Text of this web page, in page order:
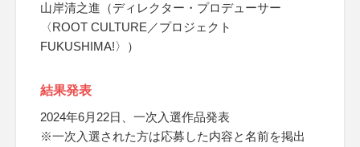
山岸清之進（ディレクター・プロデューサー
〈ROOT CULTURE／プロジェクト
FUKUSHIMA!〉）
結果発表
2024年6月22日、一次入選作品発表
※一次入選された方は応募した内容と名前を掲出